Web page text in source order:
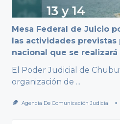
Mesa Federal de Juicio
las actividades
nacional que se
El Poder Judicial de
organización de ...
Agencia De Comunicación Judicial